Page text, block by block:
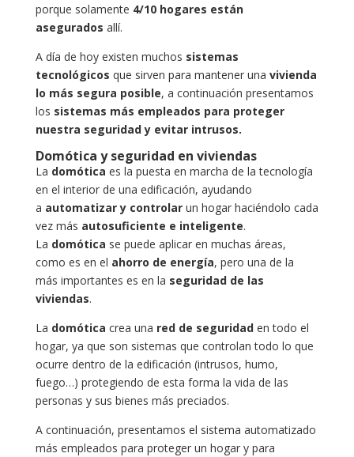
porque solamente 4/10 hogares están
asegurados allí.
A día de hoy existen muchos sistemas
tecnológicos que sirven para mantener una vivienda
lo más segura posible, a continuación presentamos
los sistemas más empleados para proteger
nuestra seguridad y evitar intrusos.
Domótica y seguridad en viviendas
La domótica es la puesta en marcha de la tecnología
en el interior de una edificación, ayudando
a automatizar y controlarun hogar haciéndolo cada
vez más autosuficiente e inteligente.
La domótica se puede aplicar en muchas áreas,
como es en el ahorro de energía, pero una de la
más importantes es en la seguridad de las
viviendas.
La domótica crea una red de seguridaden todo el
hogar, ya que son sistemas que controlan todo lo que
ocurre dentro de la edificación (intrusos, humo,
fuego…) protegiendo de esta forma la vida de las
personas y sus bienes más preciados.
A continuación, presentamos el sistema automatizado
más empleados para proteger un hogar y para